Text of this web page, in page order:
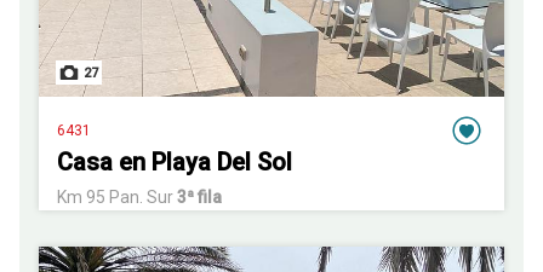
27
6431
Casa en Playa Del Sol
Km 95 Pan. Sur3ª fila